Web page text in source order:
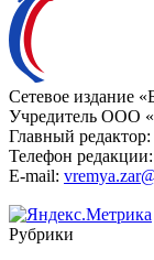
Сетевое издание
Учредитель
Главный редактор:
Телефон редакции:
E-mail:
Рубрики